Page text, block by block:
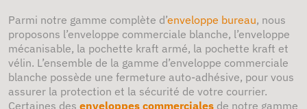
Parmi notre gamme complète d’enveloppe bureau, nous
proposons l’enveloppe commerciale blanche, l’enveloppe
mécanisable, la pochette kraft armé, la pochette kraft et
vélin. L’ensemble de la gamme d’enveloppe commerciale
blanche possède une fermeture auto-adhésive, pour vous
assurer la protection et la sécurité de votre courrier.
Certaines des enveloppes commerciales de notre gamme